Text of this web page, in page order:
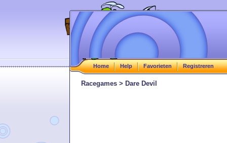
Home Help Favorieten Registreren
Racegames > Dare Devil